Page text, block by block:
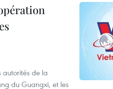
autorités de la
du Guangxi, et les